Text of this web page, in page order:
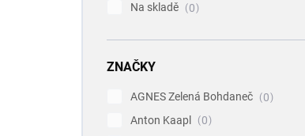
Na skladě 0
ZNAČKY
AGNES Zelená Bohdaneč
0
Anton Kaapl
0